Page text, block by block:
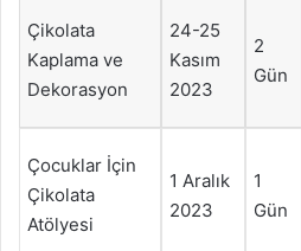
Çikolata
Kaplama ve
Dekorasyon
24-25
Kasım
2023
2
Gün
Çocuklar İçin
Çikolata
Atölyesi
1 Aralık
2023
1
Gün